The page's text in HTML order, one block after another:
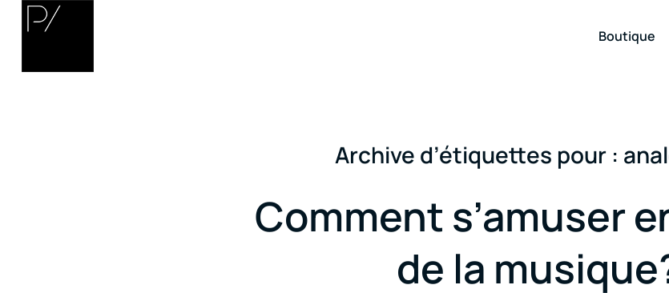
Boutique
Archive d’étiquettes pour :
Comment s’amuser
de la